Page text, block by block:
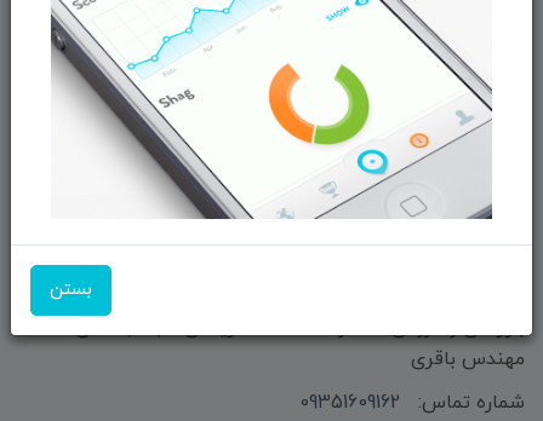
بستن
از تخفیف‌ها و جدیدترین‌های فروشگاه ما باخبر شوید:
ثبت‌نام
ما را در شبکه‌های اجتماعی دنبال کنید:
مهندس باقری
شماره تماس:
09351609162